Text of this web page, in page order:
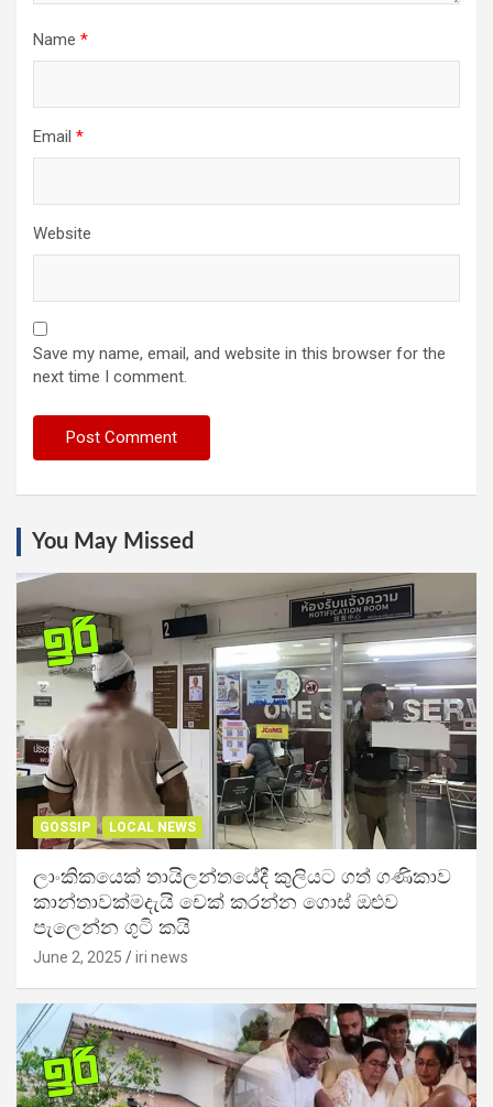
Name *
Email *
Website
Save my name, email, and website in this browser for the
next time I comment.
You May Missed
GOSSIP LOCAL NEWS
ලාංකිකයෙක් තායිලන්තයේදී කුලියට ගත් ගණිකාව
කාන්තාවක්මදැයි චෙක් කරන්න ගොස් ඔළුව
පැලෙන්න ගුටි කයි
June 2, 2025 iri news